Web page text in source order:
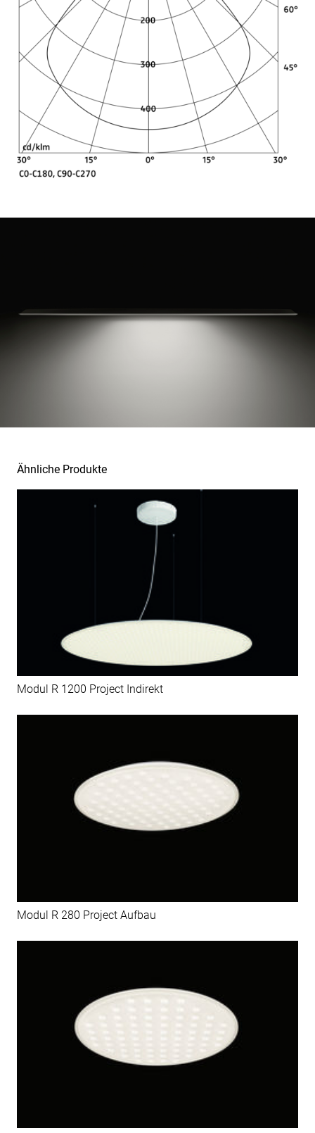
Ähnliche Produkte
Modul R 1200 Project Indirekt
Modul R 280 Project Aufbau